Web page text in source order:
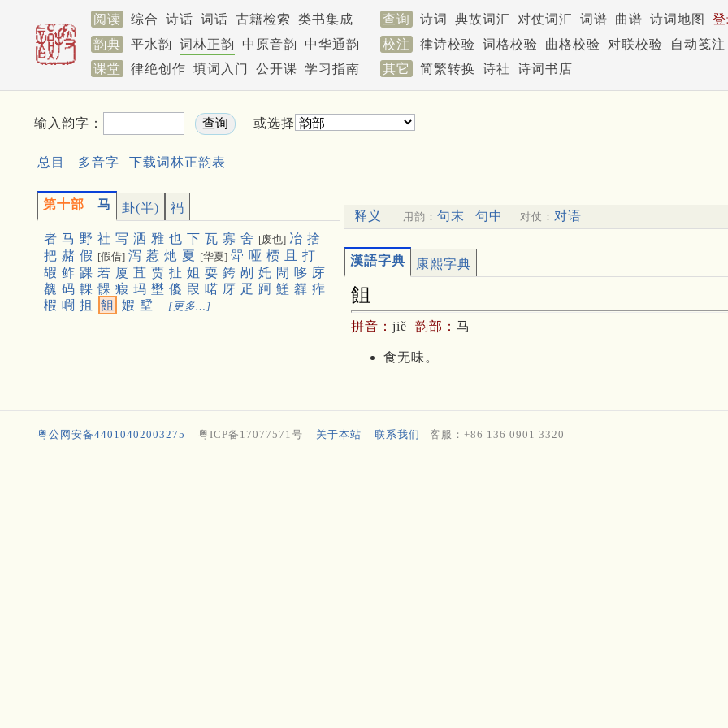
阅读 综合 诗话 词话 古籍检索 类书集成 查询 诗词 典故词汇 对仗词汇 词谱 曲谱 诗词地图
韵典
平水韵 词林正韵 中原音韵 中华通韵 校注 律诗校验 词格校验 曲格校验 对联校验
自动笺注
课堂
律绝创作 填词入门 公开课 学习指南 其它 简繁转换 诗社 诗词书店
输入韵字： 或选择
总目 多音字 下载词林正韵表
第十部 马 卦(半) 祃
者 马 野 社 写 洒 雅 也 下 瓦 寡 舍 [废也] 冶 捨
把 赭 假 [假借] 泻 惹 灺 夏 [华夏] 斝 哑 槚 且
打
嘏 鲊 踝 若 厦 苴 贾 扯 姐 耍 銙 剐 奼 閜 哆 庌
䰩 码 輠 髁 瘕 玛 壄 傻 叚 喏 厊 疋 跒 䱹 奲 痄
椵 㗿 抯 飷 婽 㙒 [更多…]
释义 用韵： 句末 句中 对仗： 对语
漢語字典 康熙字典
飷
拼音： jiě 韵部： 马
食无味。
粤公网安备44010402003275 粤ICP备17077571号 关于本站 联系我们 客服：+86 136 0901 3320